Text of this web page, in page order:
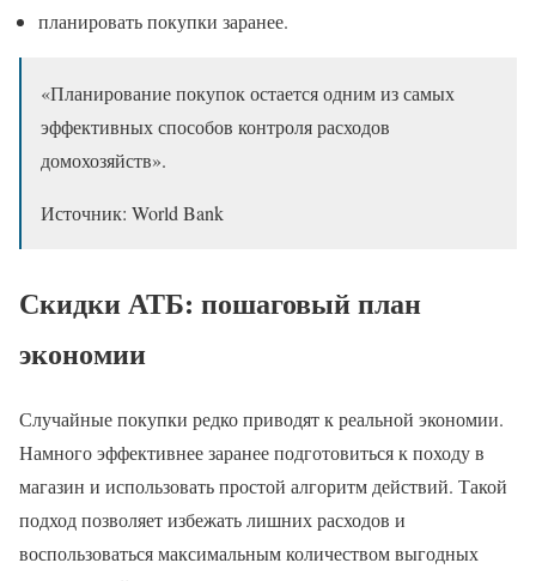
планировать покупки заранее.
«Планирование покупок остается одним из самых
эффективных способов контроля расходов
домохозяйств».
Источник: World Bank
Скидки АТБ: пошаговый план
экономии
Случайные покупки редко приводят к реальной экономии.
Намного эффективнее заранее подготовиться к походу в
магазин и использовать простой алгоритм действий. Такой
подход позволяет избежать лишних расходов и
воспользоваться максимальным количеством выгодных